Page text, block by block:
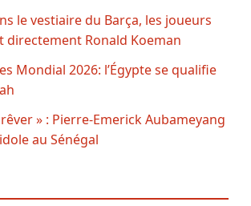
le vestiaire du Barça, les joueurs
directement Ronald Koeman
Mondial 2026: l’Égypte se qualifie
rêver » : Pierre-Emerick Aubameyang
au Sénégal